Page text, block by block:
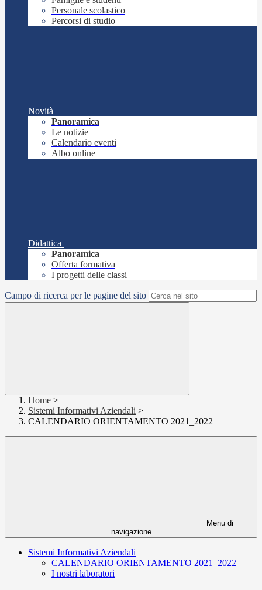
Personale scolastico
Percorsi di studio
Novità
Panoramica
Le notizie
Calendario eventi
Albo online
Didattica
Panoramica
Offerta formativa
I progetti delle classi
Campo di ricerca per le pagine del sito
Home >
Sistemi Informativi Aziendali >
CALENDARIO ORIENTAMENTO 2021_2022
Menu di
navigazione
Sistemi Informativi Aziendali
CALENDARIO ORIENTAMENTO 2021_2022
I nostri laboratori